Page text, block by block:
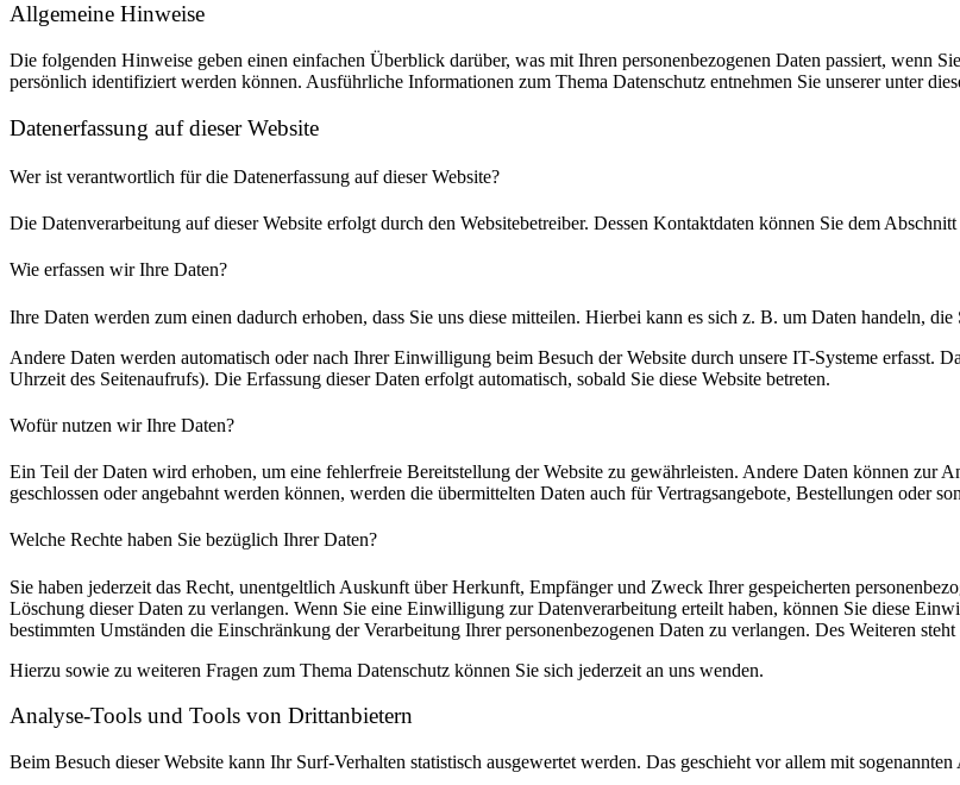
Allgemeine Hinweise
Die folgenden Hinweise geben einen einfachen Überblick darüber, was mit Ihren personenbezogenen Daten passiert, wenn
persönlich identifiziert werden können. Ausführliche Informationen zum Thema Datenschutz entnehmen Sie unserer unter
Datenerfassung auf dieser Website
Wer ist verantwortlich für die Datenerfassung auf dieser Website?
Die Datenverarbeitung auf dieser Website erfolgt durch den Websitebetreiber. Dessen Kontaktdaten können Sie dem
Wie erfassen wir Ihre Daten?
Ihre Daten werden zum einen dadurch erhoben, dass Sie uns diese mitteilen. Hierbei kann es sich z. B. um Daten handeln,
Andere Daten werden automatisch oder nach Ihrer Einwilligung beim Besuch der Website durch unsere IT-Systeme erfasst.
Uhrzeit des Seitenaufrufs). Die Erfassung dieser Daten erfolgt automatisch, sobald Sie diese Website betreten.
Wofür nutzen wir Ihre Daten?
Ein Teil der Daten wird erhoben, um eine fehlerfreie Bereitstellung der Website zu gewährleisten. Andere Daten können zur
geschlossen oder angebahnt werden können, werden die übermittelten Daten auch für Vertragsangebote, Bestellungen oder
Welche Rechte haben Sie bezüglich Ihrer Daten?
Sie haben jederzeit das Recht, unentgeltlich Auskunft über Herkunft, Empfänger und Zweck Ihrer gespeicherten
Löschung dieser Daten zu verlangen. Wenn Sie eine Einwilligung zur Datenverarbeitung erteilt haben, können Sie diese
bestimmten Umständen die Einschränkung der Verarbeitung Ihrer personenbezogenen Daten zu verlangen. Des Weiteren
Hierzu sowie zu weiteren Fragen zum Thema Datenschutz können Sie sich jederzeit an uns wenden.
Analyse-Tools und Tools von Dritt­anbietern
Beim Besuch dieser Website kann Ihr Surf-Verhalten statistisch ausgewertet werden. Das geschieht vor allem mit sogenannten